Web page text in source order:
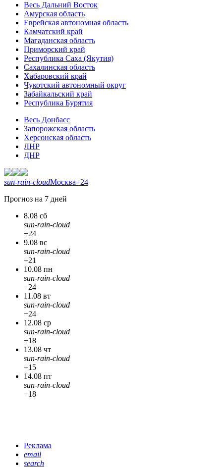
Весь Дальний Восток
Амурская область
Еврейская автономная область
Камчатский край
Магаданская область
Приморский край
Республика Саха (Якутия)
Сахалинская область
Хабаровский край
Чукотский автономный округ
Забайкальский край
Республика Бурятия
Весь Донбасс
Запорожская область
Херсонская область
ЛНР
ДНР
sun-rain-cloudМосква+24
Прогноз на 7 дней
8.08 сб
sun-rain-cloud
+24
9.08 вс
sun-rain-cloud
+21
10.08 пн
sun-rain-cloud
+24
11.08 вт
sun-rain-cloud
+24
12.08 ср
sun-rain-cloud
+18
13.08 чт
sun-rain-cloud
+15
14.08 пт
sun-rain-cloud
+18
Реклама
email
search